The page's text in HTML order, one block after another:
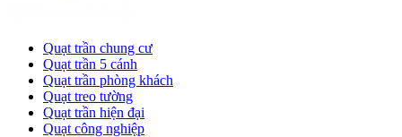
Hình ảnh lắp quạt đèn Classic mới
Quạt trần chung cư
Quạt trần 5 cánh
Quạt trần phòng khách
Quạt treo tường
Quạt trần hiện đại
Quạt công nghiệp